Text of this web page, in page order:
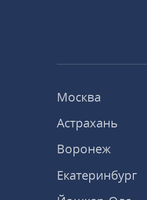
Москва
Астрахань
Воронеж
Екатеринбург